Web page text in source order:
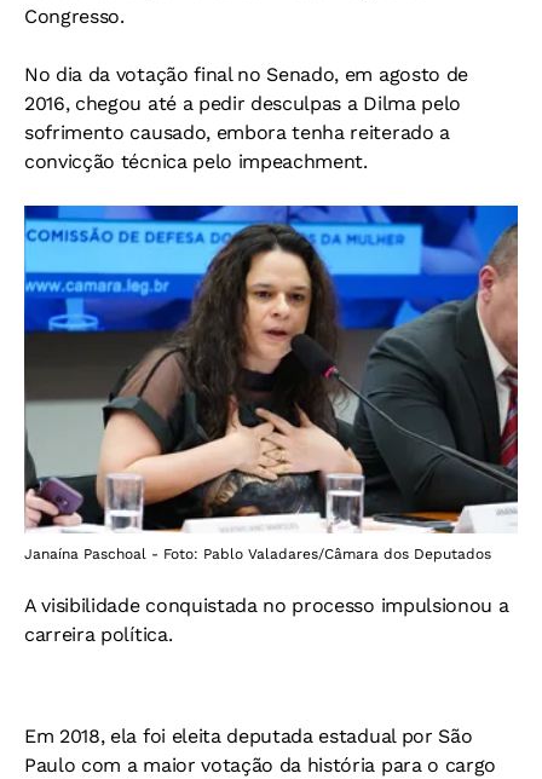
Congresso.
No dia da votação final no Senado, em agosto de
2016, chegou até a pedir desculpas a Dilma pelo
sofrimento causado, embora tenha reiterado a
convicção técnica pelo impeachment.
Janaína Paschoal - Foto: Pablo Valadares/Câmara dos Deputados
A visibilidade conquistada no processo impulsionou a
carreira política.
Em 2018, ela foi eleita deputada estadual por São
Paulo com a maior votação da história para o cargo